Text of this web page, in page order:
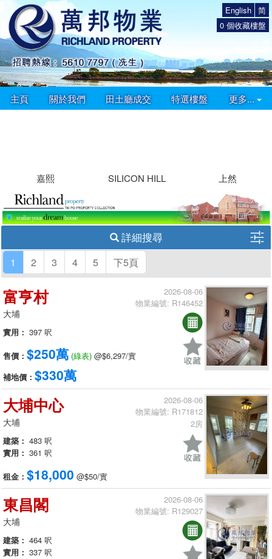
简
English
0 個收藏樓盤
主頁 關於我們 田土廳成交 特選樓盤 更多...
嘉熙 SILICON HILL 上然
詳細搜尋
1 2 3 4 5 下5頁
富亨村
大埔
實用： 397 呎
售價： $250萬 (綠表) @$6,297/實
補地價： $330萬
2026-08-06
物業編號: R146452
大埔中心
大埔
建築： 483 呎
實用： 361 呎
租金： $18,000 @$50/實
2026-08-06
物業編號: R171812
2房
東昌閣
大埔
建築： 464 呎
實用： 337 呎
2026-08-06
物業編號: R129027